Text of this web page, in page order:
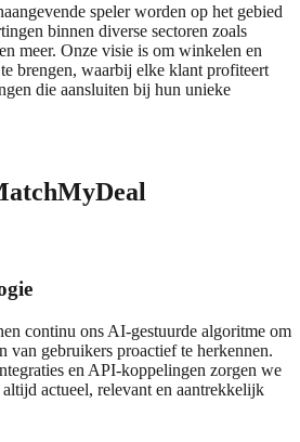
speler worden op het gebied
binnen diverse sectoren zoals
meer. Onze visie is om winkelen en
brengen, waarbij elke klant profiteert
die aansluiten bij hun unieke
continu ons AI-gestuurde algoritme om
van gebruikers proactief te herkennen.
en API-koppelingen zorgen we
actueel, relevant en aantrekkelijk